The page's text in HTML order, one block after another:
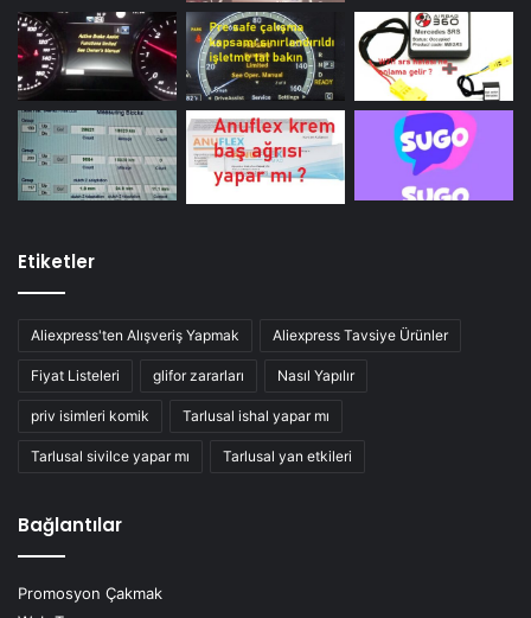
Etiketler
Aliexpress'ten Alışveriş Yapmak Aliexpress Tavsiye Ürünler
Fiyat Listeleri glifor zararları Nasıl Yapılır
priv isimleri komik Tarlusal ishal yapar mı
Tarlusal sivilce yapar mı Tarlusal yan etkileri
Bağlantılar
Promosyon Çakmak